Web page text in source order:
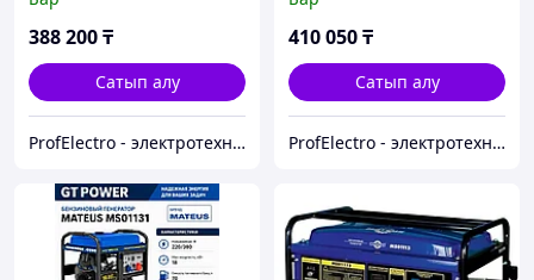
388 200₸
Сатып алу
ProfElectro - электротехническое оборудование
410 050₸
Сатып алу
ProfElectro - электротехническое оборудование